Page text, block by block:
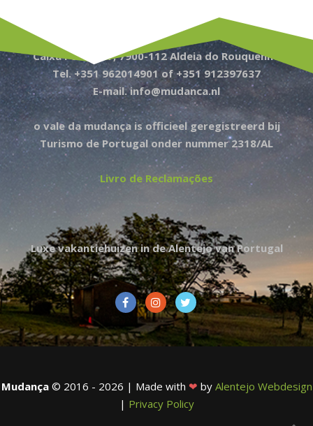
Caixa Postal 77, 7900-112 Aldeia do Rouquenho
Tel. +351 962014901 of +351 912397637
E-mail. info@mudanca.nl
o vale da mudança is officieel geregistreerd bij
Turismo de Portugal onder nummer 2318/AL
Livro de Reclamações
Luxe vakantiehuizen in de Alentejo van Portugal
Mudança © 2016 - 2026 | Made with ❤ by Alentejo Webdesign
| Privacy Policy